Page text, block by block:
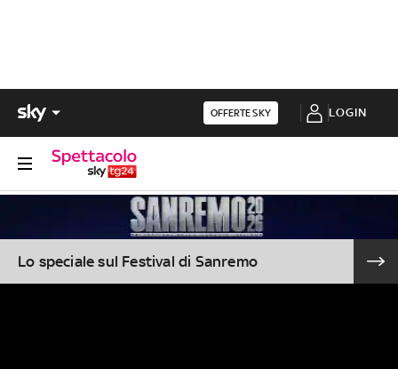
OFFERTE SKY LOGIN
Lo speciale sul Festival di Sanremo